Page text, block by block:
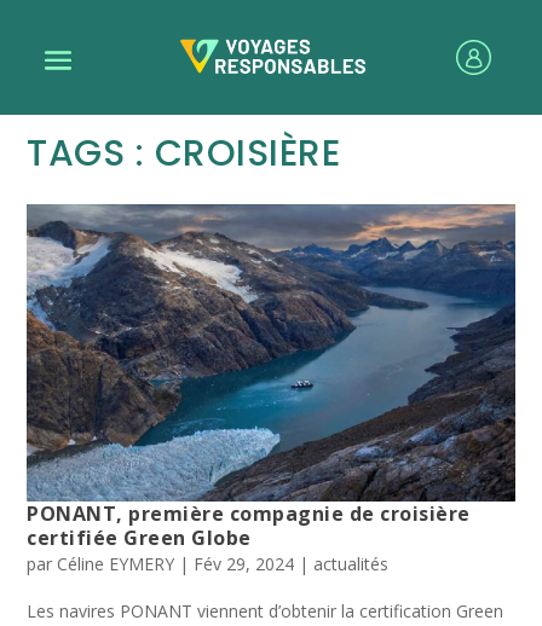
TAGS : CROISIÈRE
PONANT, première compagnie de croisière
certifiée Green Globe
par Céline EYMERY | Fév 29, 2024 | actualités
Les navires PONANT viennent d’obtenir la certification Green